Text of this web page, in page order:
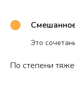
Это
По степени